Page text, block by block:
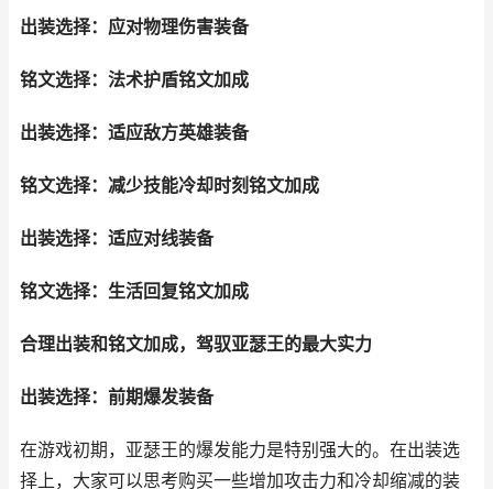
出装选择：应对物理伤害装备
铭文选择：法术护盾铭文加成
出装选择：适应敌方英雄装备
铭文选择：减少技能冷却时刻铭文加成
出装选择：适应对线装备
铭文选择：生活回复铭文加成
合理出装和铭文加成，驾驭亚瑟王的最大实力
出装选择：前期爆发装备
在游戏初期，亚瑟王的爆发能力是特别强大的。在出装选
择上，大家可以思考购买一些增加攻击力和冷却缩减的装